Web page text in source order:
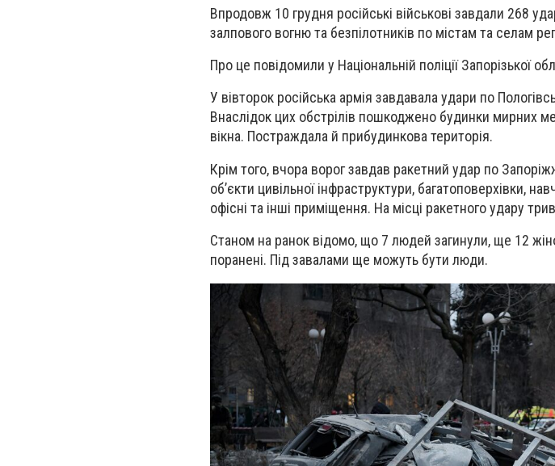
Впродовж 10 грудня російські військові завдали 268
залпового вогню та безпілотників по містам та селам
Про це повідомили у Національній поліції Запорізької
У вівторок російська армія завдавала удари по
Внаслідок цих обстрілів пошкоджено будинки мирних
вікна. Постраждала й прибудинкова територія.
Крім того, вчора ворог завдав ракетний удар по
об’єкти цивільної інфраструктури, багатоповерхівки,
офісні та інші приміщення. На місці ракетного удару
Станом на ранок відомо, що 7 людей загинули, ще 12
поранені. Під завалами ще можуть бути люди.